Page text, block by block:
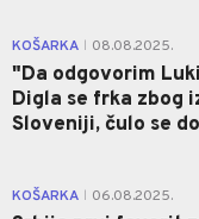
KOŠARKA 08.08.2025.
"Da odgovorim
Digla se frka zbog
Sloveniji, čulo se
KOŠARKA 06.08.2025.